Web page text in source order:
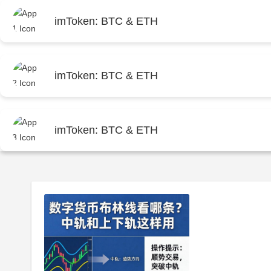
imToken: BTC & ETH
imToken: BTC & ETH
imToken: BTC & ETH
imtoken官网下载